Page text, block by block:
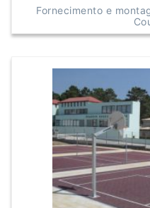
Fornecimento e